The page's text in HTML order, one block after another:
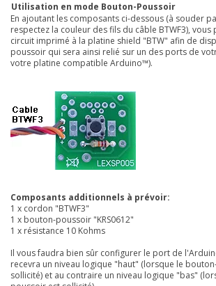
Utilisation en mode Bouton-Poussoir
En ajoutant les composants ci-dessous (à souder
respectez la couleur des fils du câble BTWF3),
circuit imprimé à la platine shield "BTW" afin de
poussoir qui sera ainsi relié sur un des ports de
votre platine compatible Arduino™).
Composants additionnels à prévoir:
1 x cordon "BTWF3"
1 x bouton-poussoir "KRS0612"
1 x résistance 10 Kohms
Il vous faudra bien sûr configurer le port de
recevra un niveau logique "haut" (lorsque le
sollicité) et au contraire un niveau logique "bas"